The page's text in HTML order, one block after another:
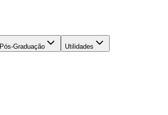
Pós-Graduação Utilidades